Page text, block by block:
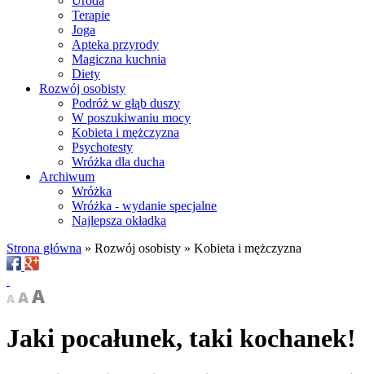
Terapie
Joga
Apteka przyrody
Magiczna kuchnia
Diety
Rozwój osobisty
Podróż w głąb duszy
W poszukiwaniu mocy
Kobieta i mężczyzna
Psychotesty
Wróżka dla ducha
Archiwum
Wróżka
Wróżka - wydanie specjalne
Najlepsza okładka
Strona główna » Rozwój osobisty » Kobieta i mężczyzna
Jaki pocałunek, taki kochanek!